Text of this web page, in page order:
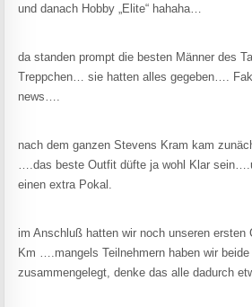
und danach Hobby „Elite“ hahaha…
da standen prompt die besten Männer des
Treppchen… sie hatten alles gegeben….
news….
nach dem ganzen Stevens Kram kam
….das beste Outfit düfte ja wohl Klar
einen extra Pokal.
im Anschluß hatten wir noch unseren ersten
Km ….mangels Teilnehmern haben wir
zusammengelegt, denke das alle dadurch